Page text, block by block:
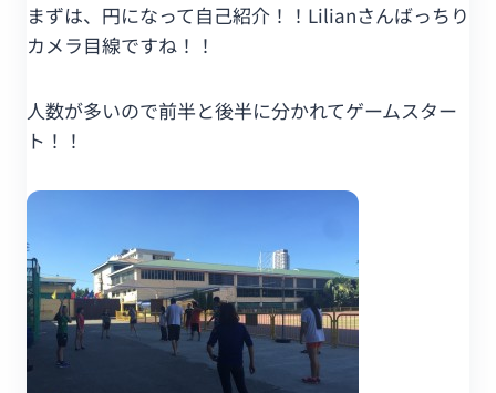
まずは、円になって自己紹介！！Lilianさんばっちり
カメラ目線ですね！！
人数が多いので前半と後半に分かれてゲームスター
ト！！